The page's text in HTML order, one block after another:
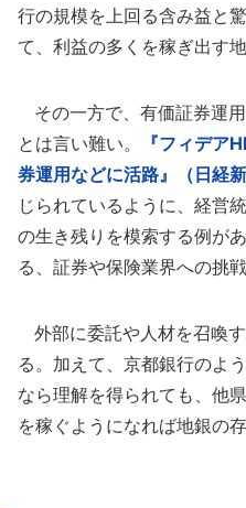
行の規模を上回る含み益と
て、利益の多くを稼ぎ出す地
その一方で、有価証券運
とは言い難い。
『フィデア
券運用などに活路』（日経
じられているように、経営
の生き残りを模索する例が
る、証券や保険業界への挑
外部に委託や人材を召喚
る。加えて、京都銀行のよ
なら理解を得られても、他
を稼ぐようになれば地銀の